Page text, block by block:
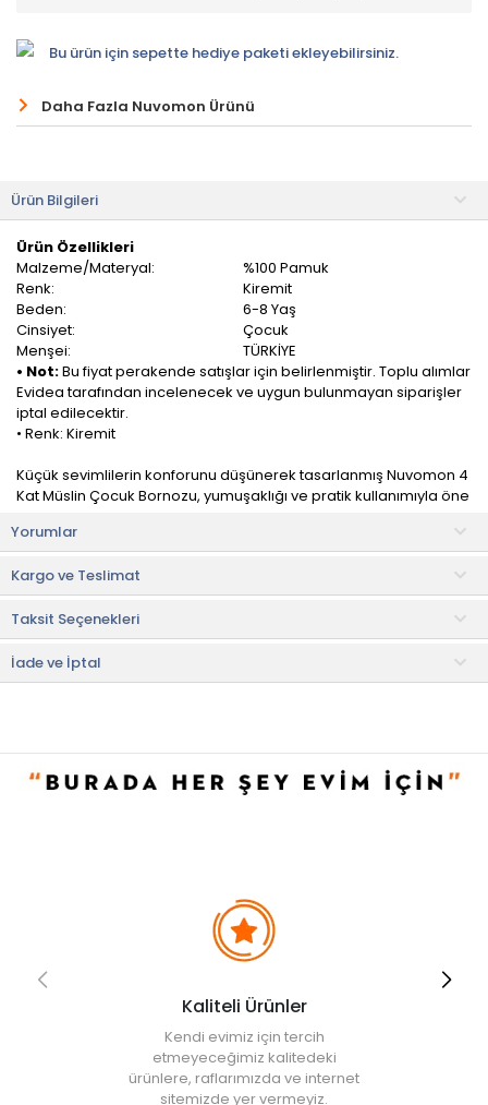
Bu ürün için sepette hediye paketi ekleyebilirsiniz.
Daha Fazla Nuvomon Ürünü
Ürün Bilgileri
Ürün Özellikleri
Malzeme/Materyal:
%100 Pamuk
Renk:
Kiremit
Beden:
6-8 Yaş
Cinsiyet:
Çocuk
Menşei:
TÜRKİYE
• Not:Bu fiyat perakende satışlar için belirlenmiştir. Toplu alımlar
Evidea tarafından incelenecek ve uygun bulunmayan siparişler
iptal edilecektir.
• Renk: Kiremit
Küçük sevimlilerin konforunu düşünerek tasarlanmış Nuvomon 4
Kat Müslin Çocuk Bornozu, yumuşaklığı ve pratik kullanımıyla öne
Dört katmanlı müslin dokusuyla hafif ve nefes alabilir bir yapıya
sahiptir. Hassas ciltlere uygun olan müslin kumaşı, su emiciliği ve
hızlı kuruma özellikleriyle bilinir. Bu sayede çocuğunuz hemen
kuru ve rahat bir hisse kavuşur.
Üstün kaliteli malzeme ve özenli işçilikle üretilmiş olup, uzun
ömürlü ve dayanıklıdır. Çamaşır makinesinde kolayca yıkanabilir
• Tamburlu kurutma yapılabilir.
Yorumlar
Kargo ve Teslimat
Taksit Seçenekleri
İade ve İptal
Kaliteli Ürünler
Kendi evimiz için tercih
etmeyeceğimiz kalitedeki
ürünlere, raflarımızda ve internet
sitemizde yer vermeyiz.